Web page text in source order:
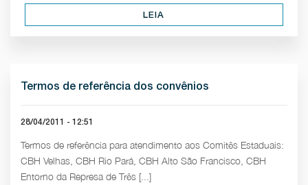
LEIA
Termos de referência dos convênios
28/04/2011 - 12:51
Termos de referência para atendimento aos Comitês Estaduais:
CBH Velhas, CBH Rio Pará, CBH Alto São Francisco, CBH
Entorno da Represa de Três [...]